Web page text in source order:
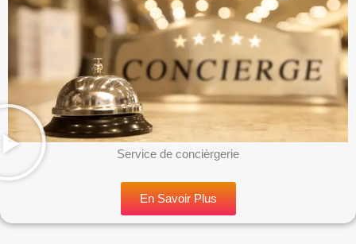
Service de concièrgerie
En Savoir Plus